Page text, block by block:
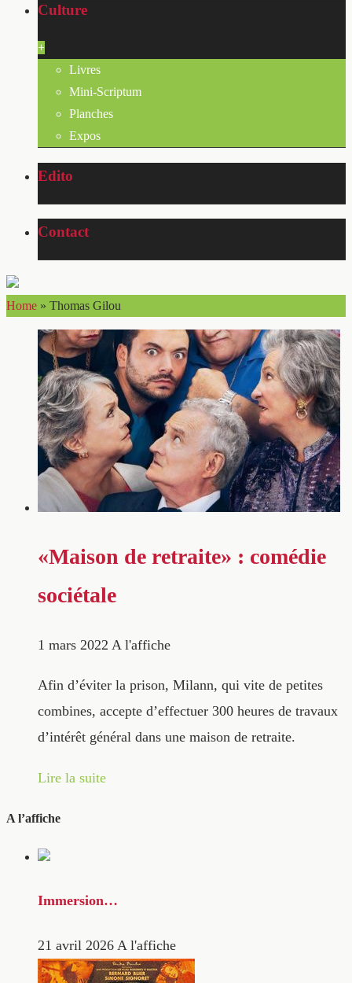
Culture
+
Livres
Mini-Scriptum
Planches
Expos
Edito
Contact
Home » Thomas Gilou
«Maison de retraite» : comédie
sociétale
1 mars 2022 A l'affiche
Afin d’éviter la prison, Milann, qui vite de petites
combines, accepte d’effectuer 300 heures de travaux
d’intérêt général dans une maison de retraite.
Lire la suite
A l’affiche
Immersion…
21 avril 2026 A l'affiche